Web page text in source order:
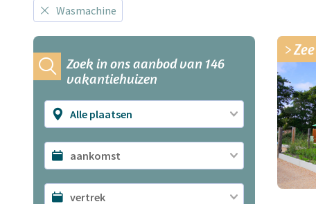
Wasmachine
Zoek in ons aanbod van 146
vakantiehuizen
Alle plaatsen
Zee